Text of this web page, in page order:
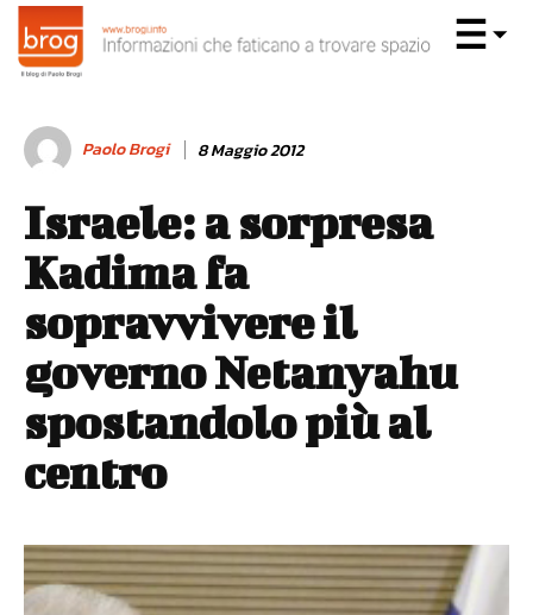
Paolo Brogi 8 Maggio 2012
Israele: a sorpresa
Kadima fa
sopravvivere il
governo Netanyahu
spostandolo più al
centro